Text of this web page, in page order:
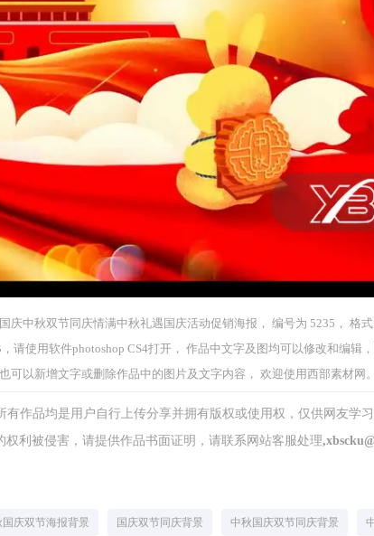
庆中秋双节同庆情满中秋礼遇国庆活动促销海报， 编号为 5235， 格
请使用软件photoshop CS4打开， 作品中文字及图均可以修改和编辑
可以新增文字或删除作品中的图片及文字内容， 欢迎使用西部素材网。
有作品均是用户自行上传分享并拥有版权或使用权，仅供网友学
利被侵害，请提供作品书面证明，请联系网站客服处理
国庆双节海报背景 国庆双节同庆背景 中秋国庆双节同庆背景